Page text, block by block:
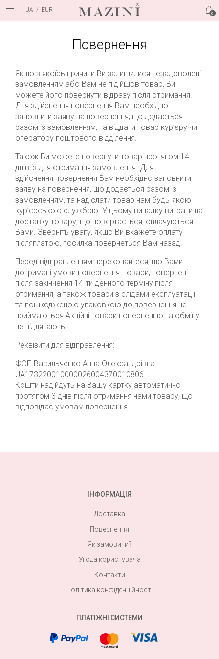
UA / EUR 0
Повернення
Якщо з якоїсь причини Ви залишилися незадоволені
замовленням або Вам не підійшов товар, Ви
можете його повернути відразу після отримання.
Для здійснення повернення Вам необхідно
заповнити заяву на повернення, що додається
разом із замовленням, та віддати товар кур’єру чи
оператору поштового відділення.
Також Ви можете повернути товар протягом 14
днів із дня отримання замовлення. Для
здійснення повернення Вам необхідно заповнити
заяву на повернення, що додається разом із
замовленням, та надіслати товар нам будь-якою
кур’єрською службою. У цьому випадку витрати на
доставку товару, що повертається, оплачуються
Вами. Зверніть увагу, якщо Ви вкажете оплату
післяплатою, посилка повернеться Вам назад.
Перед відправленням переконайтеся, що Вами
дотримані умови повернення: товари, повернені
після закінчення 14-ти денного терміну після
отримання, а також товари з слідами експлуатації
та пошкодженою упаковкою до повернення не
приймаються.Акційні товари поверненню та обміну
не підлягають.
Реквізити для відправлення:
ФОП Васильченко Анна Олександрівна
UA173220010000026004370010806
Кошти надійдуть на Вашу картку автоматично
протягом 3 днів після отримання нами товару, що
відповідає умовам повернення.
ІНФОРМАЦІЯ
Доставка
Повернення
Як замовити?
Угода користувача
Контакти
Політика конфіденційності
ПЛАТІЖНІ СИСТЕМИ